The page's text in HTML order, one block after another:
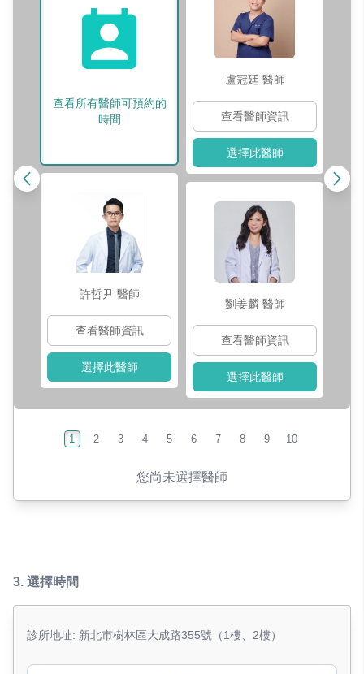
查看所有醫師可預約的
時間
許哲尹 醫師
查看醫師資訊
選擇此醫師
盧冠廷 醫師
查看醫師資訊
選擇此醫師
劉姜麟 醫師
查看醫師資訊
選擇此醫師
1 2 3 4 5 6 7 8 9 10
您尚未選擇醫師
3. 選擇時間
診所地址: 新北市樹林區大成路355號（1樓、2樓）